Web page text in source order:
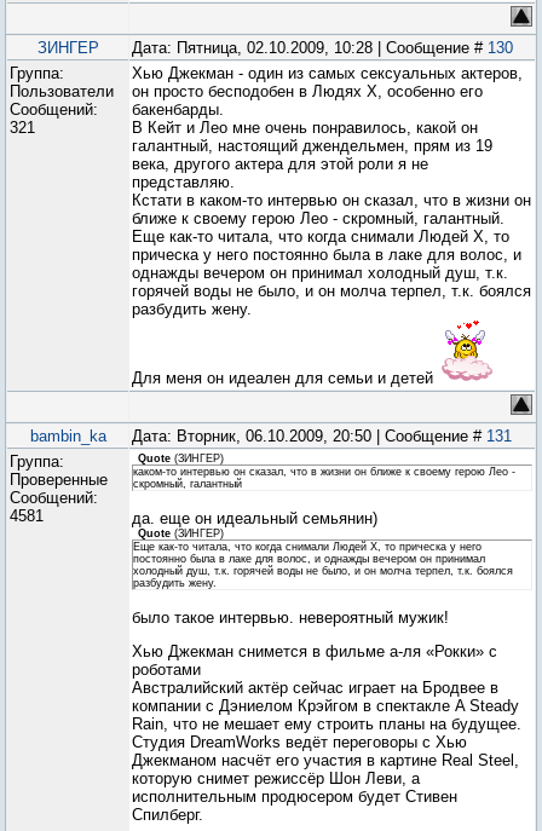
ЗИНГЕР Дата: Пятница, 02.10.2009, 10:28 | Сообщение # 130
Группа:
Пользователи
Сообщений:
321
Хью Джекман - один из самых сексуальных актеров,
он просто бесподобен в Людях Х, особенно его
бакенбарды.
В Кейт и Лео мне очень понравилось, какой он
галантный, настоящий джендельмен, прям из 19
века, другого актера для этой роли я не
представляю.
Кстати в каком-то интервью он сказал, что в жизни он
ближе к своему герою Лео - скромный, галантный.
Еще как-то читала, что когда снимали Людей Х, то
прическа у него постоянно была в лаке для волос, и
однажды вечером он принимал холодный душ, т.к.
горячей воды не было, и он молча терпел, т.к. боялся
разбудить жену.
Для меня он идеален для семьи и детей
bambin_ka Дата: Вторник, 06.10.2009, 20:50 | Сообщение # 131
Группа:
Проверенные
Сообщений:
4581
Quote (ЗИНГЕР)
каком-то интервью он сказал, что в жизни он ближе к своему герою Лео -
скромный, галантный
да. еще он идеальный семьянин)
Quote (ЗИНГЕР)
Еще как-то читала, что когда снимали Людей Х, то прическа у него
постоянно была в лаке для волос, и однажды вечером он принимал
холодный душ, т.к. горячей воды не было, и он молча терпел, т.к. боялся
разбудить жену.
было такое интервью. невероятный мужик!
Хью Джекман снимется в фильме а-ля «Рокки» с
роботами
Австралийский актёр сейчас играет на Бродвее в
компании с Дэниелом Крэйгом в спектакле A Steady
Rain, что не мешает ему строить планы на будущее.
Студия DreamWorks ведёт переговоры с Хью
Джекманом насчёт его участия в картине Real Steel,
которую снимет режиссёр Шон Леви, а
исполнительным продюсером будет Стивен
Спилберг.